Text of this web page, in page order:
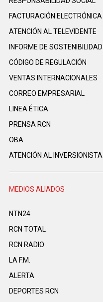
FACTURACIÓN ELECTRÓNICA
ATENCIÓN AL TELEVIDENTE
INFORME DE SOSTENIBILIDAD
CÓDIGO DE REGULACIÓN
VENTAS INTERNACIONALES
CORREO EMPRESARIAL
LINEA ÉTICA
PRENSA RCN
OBA
ATENCIÓN AL INVERSIONISTA
MEDIOS ALIADOS
NTN24
RCN TOTAL
RCN RADIO
LA F.M.
ALERTA
DEPORTES RCN